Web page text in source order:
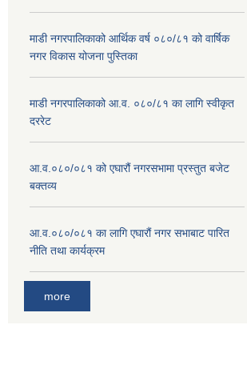
माडी नगरपालिकाको आर्थिक वर्ष ०८०/८१ को वार्षिक
नगर विकास योजना पुस्तिका
माडी नगरपालिकाको आ.व. ०८०/८१ का लागि स्वीकृत
दररेट
आ.व.०८०/०८१ को एघारौं नगरसभामा प्रस्तुत बजेट
बक्तव्य
आ.व.०८०/०८१ का लागि एघारौं नगर सभाबाट पारित
नीति तथा कार्यक्रम
more